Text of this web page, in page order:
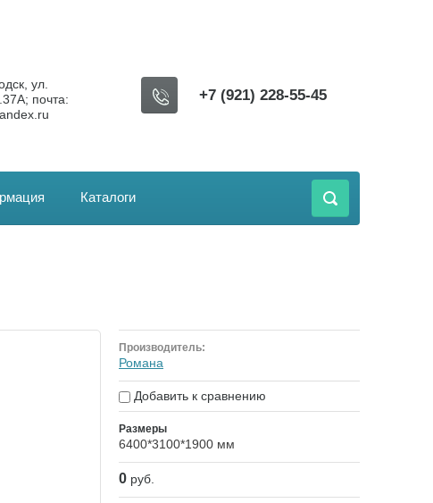
+7 (921) 228-55-45
ул.
почта:
Каталоги
Производитель:
Романа
Добавить к сравнению
Размеры
6400*3100*1900 мм
0 руб.